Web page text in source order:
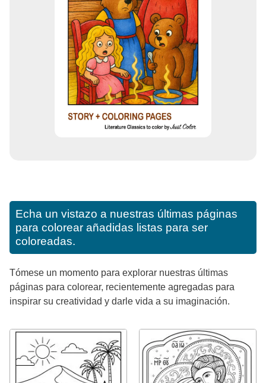
Echa un vistazo a nuestras últimas páginas
para colorear añadidas listas para ser
coloreadas.
Tómese un momento para explorar nuestras últimas
páginas para colorear, recientemente agregadas para
inspirar su creatividad y darle vida a su imaginación.